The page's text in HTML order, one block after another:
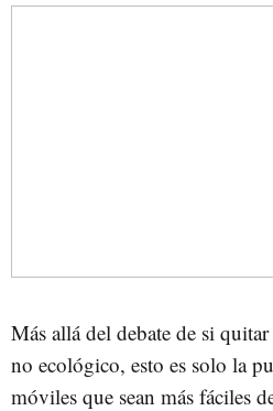
Más allá del debate de si
no ecológico, esto es solo la
móviles que sean más fáciles